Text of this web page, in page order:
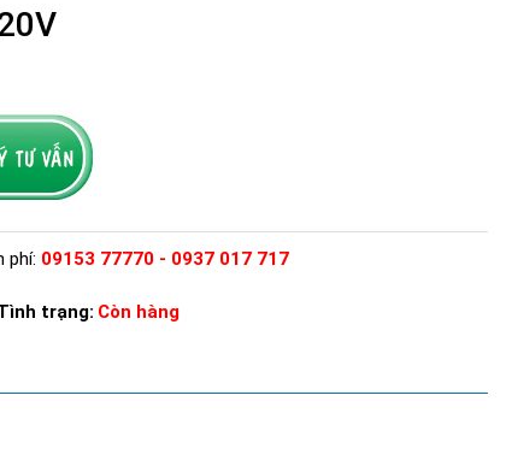
phí: 09153 77770 - 0937 017 717
trạng: Còn hàng